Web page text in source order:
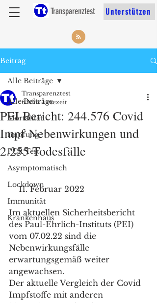
Unterstützen
Transparenztest
Beitrag
Alle Beiträge
Mortalität
Impfung
PCR Test
Asymptomatisch
Lockdown
Immunität
Krankenhaus
Alle Beiträge
PEI Bericht: 244.576 Covid
Impf Nebenwirkungen und
2.255 Todesfälle
Transparenztest
6 Min. Lesezeit
    11. Februar 2022
Im aktuellen Sicherheitsbericht
des Paul-Ehrlich-Instituts (PEI)
vom 07.02.22 sind die
Nebenwirkungsfälle
erwartungsgemäß weiter
angewachsen.
Der aktuelle Vergleich der Covid
Impfstoffe mit anderen